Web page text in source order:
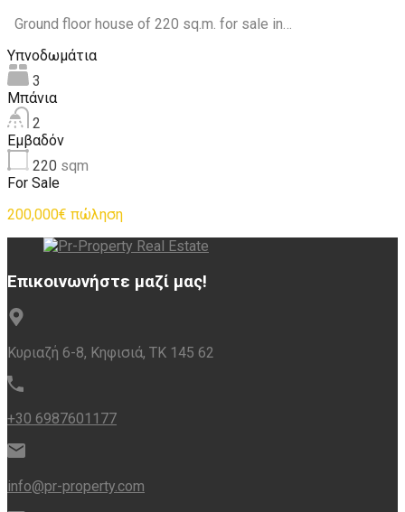
Ground floor house of 220 sq.m. for sale in…
Υπνοδωμάτια
3
Μπάνια
2
Εμβαδόν
220 sqm
For Sale
200,000€ πώληση
Επικοινωνήστε μαζί μας!
Κυριαζή 6-8, Κηφισιά, ΤΚ 145 62
+30 6987601177
info@pr-property.com